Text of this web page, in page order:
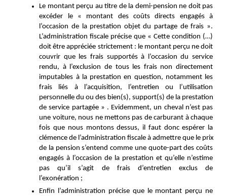
Le montant perçu au titre de la demi-pension ne doit pas
excéder le « montant des coûts directs engagés à
l’occasion de la prestation objet du partage de frais ».
L’administration fiscale précise que « Cette condition (…)
doit être appréciée strictement : le montant perçu ne doit
couvrir que les frais supportés à l’occasion du service
rendu, à l’exclusion de tous les frais non directement
imputables à la prestation en question, notamment les
frais liés à l’acquisition, l’entretien ou l’utilisation
personnelle du ou des bien(s), support(s) de la prestation
de service partagée » . Evidemment, un cheval n’est pas
une voiture, nous ne mettons pas de carburant à chaque
fois que nous montons dessus, il faut donc espérer la
clémence de l’administration fiscale à admettre que le prix
de la pension s’entend comme une quote-part des coûts
engagés à l’occasion de la prestation et qu’elle n’estime
pas qu’il s’agit de frais d’entretien exclus de
l’exonération ;
Enfin l’administration précise que le montant perçu ne